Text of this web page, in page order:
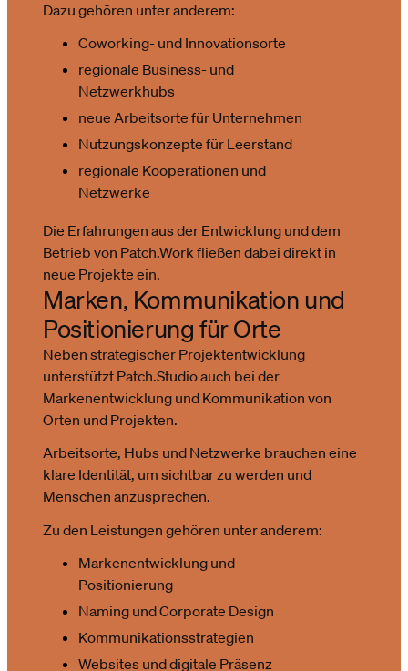
Dazu gehören unter anderem:
Coworking- und Innovationsorte
regionale Business- und
Netzwerkhubs
neue Arbeitsorte für Unternehmen
Nutzungskonzepte für Leerstand
regionale Kooperationen und
Netzwerke
Die Erfahrungen aus der Entwicklung und dem
Betrieb von Patch.Work fließen dabei direkt in
neue Projekte ein.
Marken, Kommunikation und
Positionierung für Orte
Neben strategischer Projektentwicklung
unterstützt Patch.Studio auch bei der
Markenentwicklung und Kommunikation von
Orten und Projekten.
Arbeitsorte, Hubs und Netzwerke brauchen eine
klare Identität, um sichtbar zu werden und
Menschen anzusprechen.
Zu den Leistungen gehören unter anderem:
Markenentwicklung und
Positionierung
Naming und Corporate Design
Kommunikationsstrategien
Websites und digitale Präsenz